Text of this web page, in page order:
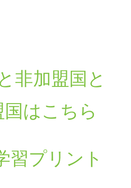
非加盟国と
はこちら
習プリント